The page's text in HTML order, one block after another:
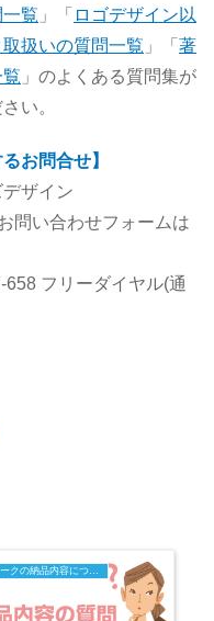
覧 」「 ロゴデザイン以
扱いの質問一覧 」「 著
」のよくある質問集が
い。
お問合せ】
ザイン
問い合わせフォームは
フリーダイヤル(通